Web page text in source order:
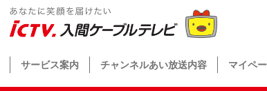
サービス案内 チャンネルあい放送内容 マイペ